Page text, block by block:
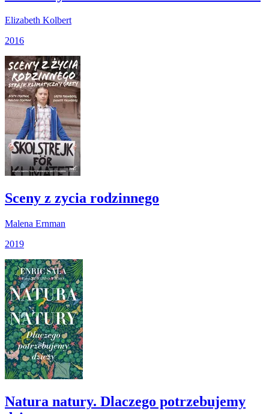
Elizabeth Kolbert
2016
Sceny z zycia rodzinnego
Malena Ernman
2019
Natura natury. Dlaczego potrzebujemy